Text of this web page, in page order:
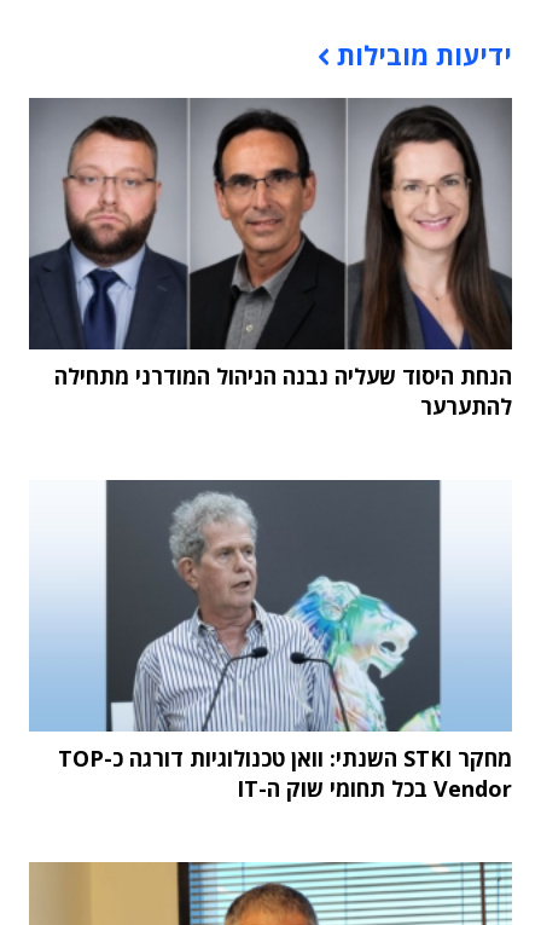
ידיעות מובילות
הנחת היסוד שעליה נבנה הניהול המודרני מתחילה
להתערער
מחקר STKI השנתי: וואן טכנולוגיות דורגה כ-TOP
Vendor בכל תחומי שוק ה-IT